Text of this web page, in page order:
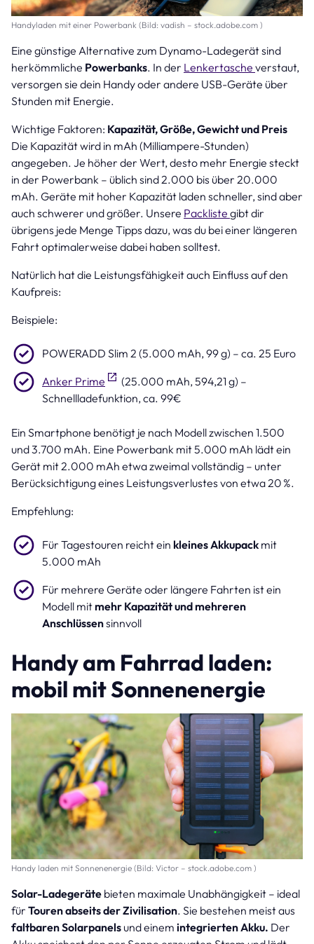
Handyladen mit einer Powerbank (Bild: vadish – stock.adobe.com )
Eine günstige Alternative zum Dynamo-Ladegerät sind
herkömmliche Powerbanks. In der Lenkertasche verstaut,
versorgen sie dein Handy oder andere USB-Geräte über
Stunden mit Energie.
Wichtige Faktoren: Kapazität, Größe, Gewicht und Preis
Die Kapazität wird in mAh (Milliampere-Stunden)
angegeben. Je höher der Wert, desto mehr Energie steckt
in der Powerbank – üblich sind 2.000 bis über 20.000
mAh. Geräte mit hoher Kapazität laden schneller, sind aber
auch schwerer und größer. Unsere Packliste gibt dir
übrigens jede Menge Tipps dazu, was du bei einer längeren
Fahrt optimalerweise dabei haben solltest.
Natürlich hat die Leistungsfähigkeit auch Einfluss auf den
Kaufpreis:
Beispiele:
POWERADD Slim 2 (5.000 mAh, 99 g) – ca. 25 Euro
Anker Prime
(25.000 mAh, 594,21 g) –
Schnellladefunktion, ca. 99€
Ein Smartphone benötigt je nach Modell zwischen 1.500
und 3.700 mAh. Eine Powerbank mit 5.000 mAh lädt ein
Gerät mit 2.000 mAh etwa zweimal vollständig – unter
Berücksichtigung eines Leistungsverlustes von etwa 20 %.
Empfehlung:
Für Tagestouren reicht ein kleines Akkupack mit
5.000 mAh
Für mehrere Geräte oder längere Fahrten ist ein
Modell mit mehr Kapazität und mehreren
Anschlüssensinnvoll
Handy am Fahrrad laden:
mobil mit Sonnenenergie
Handy laden mit Sonnenenergie (Bild: Victor – stock.adobe.com )
Solar-Ladegeräte bieten maximale Unabhängigkeit – ideal
für Touren abseits der Zivilisation. Sie bestehen meist aus
faltbaren Solarpanels und einem integrierten Akku. Der